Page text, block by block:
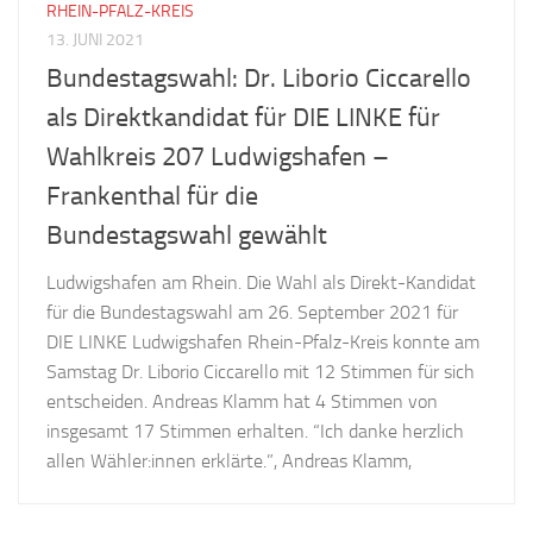
RHEIN-PFALZ-KREIS
13. JUNI 2021
Bundestagswahl: Dr. Liborio Ciccarello
als Direktkandidat für DIE LINKE für
Wahlkreis 207 Ludwigshafen –
Frankenthal für die
Bundestagswahl gewählt
Ludwigshafen am Rhein. Die Wahl als Direkt-Kandidat
für die Bundestagswahl am 26. September 2021 für
DIE LINKE Ludwigshafen Rhein-Pfalz-Kreis konnte am
Samstag Dr. Liborio Ciccarello mit 12 Stimmen für sich
entscheiden. Andreas Klamm hat 4 Stimmen von
insgesamt 17 Stimmen erhalten. “Ich danke herzlich
allen Wähler:innen erklärte.”, Andreas Klamm,